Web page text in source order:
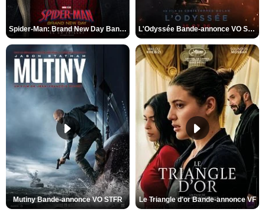
Spider-Man: Brand New Day Bande-annonce VO STFR L'Odyssée Bande-annonce VO STFR
Mutiny Bande-annonce VO STFR Le Triangle d'or Bande-annonce VF